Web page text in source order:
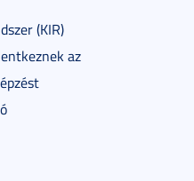
(KIR)
az